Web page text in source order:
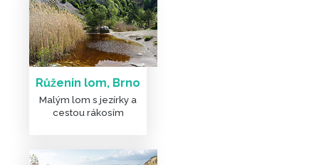
Růženin lom, Brno
Malým lom s jezírky a
cestou rákosím